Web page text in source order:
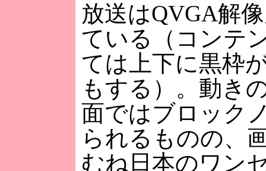
放送はQVGA解
ている（コンテ
ては上下に黒枠
もする）。動き
面ではブロック
られるものの、
むね日本のワン